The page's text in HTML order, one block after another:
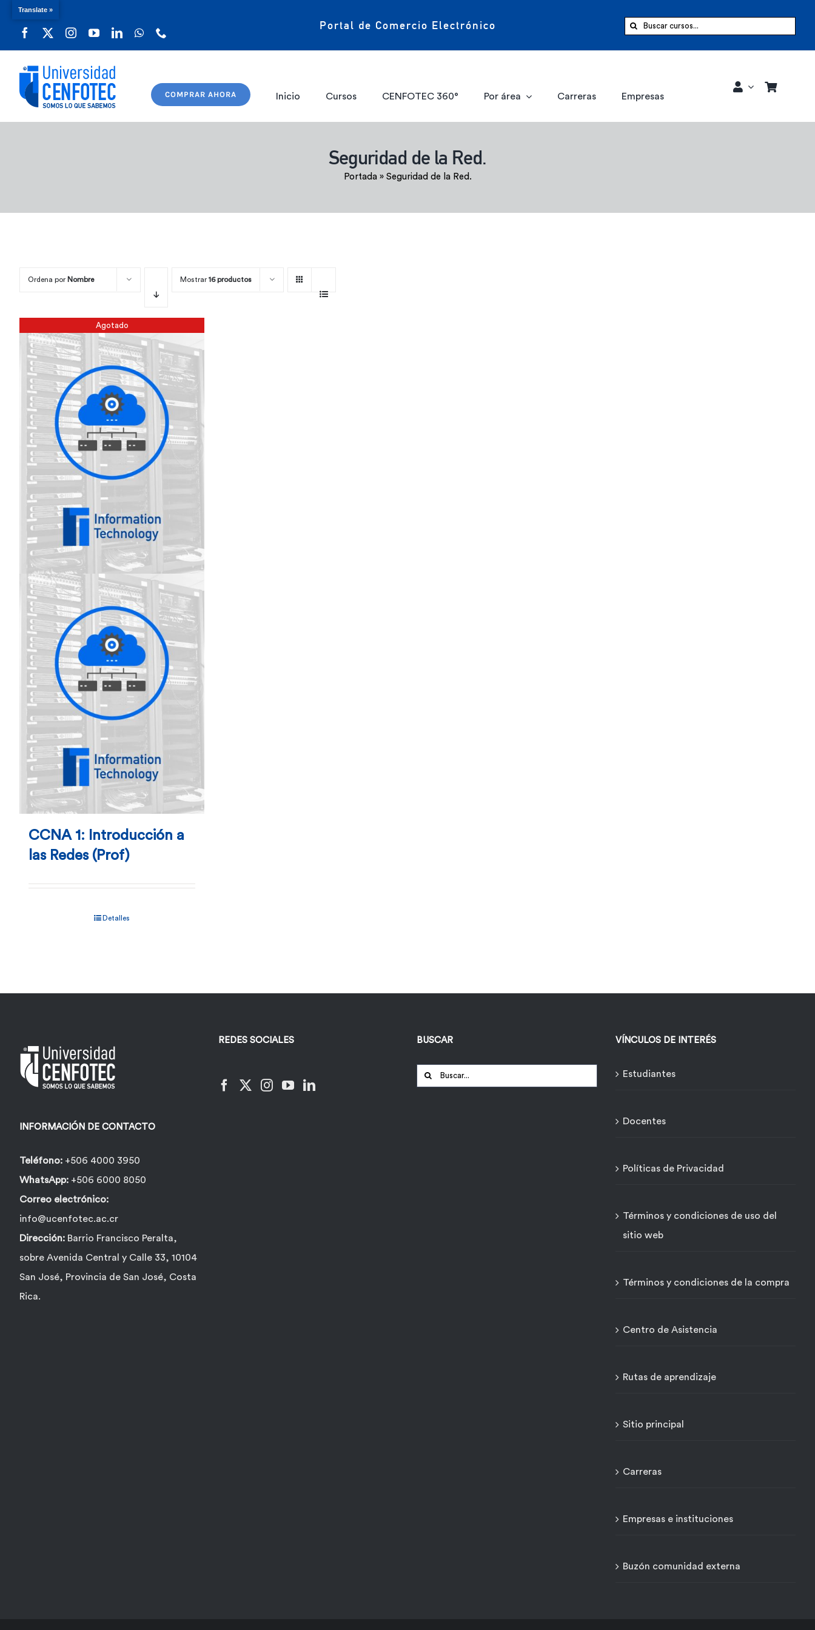
Portal de Comercio Electrónico Buscar:
COMPRAR AHORA Inicio Cursos CENFOTEC 360° Por área Carreras Empresas
Seguridad de la Red.
Portada» Seguridad de la Red.
Ordena por Nombre Mostrar 16 productos
Agotado
CCNA 1: Introducción a
las Redes (Prof)
Detalles
INFORMACIÓN DE CONTACTO
Teléfono: +506 4000 3950
WhatsApp: +506 6000 8050
Correo electrónico:
info@ucenfotec.ac.cr
Dirección: Barrio Francisco Peralta,
sobre Avenida Central y Calle 33, 10104
San José, Provincia de San José, Costa
Rica.
REDES SOCIALES BUSCAR
Buscar:
VÍNCULOS DE INTERÉS
Estudiantes
Docentes
Políticas de Privacidad
Términos y condiciones de uso del
sitio web
Términos y condiciones de la compra
Centro de Asistencia
Rutas de aprendizaje
Sitio principal
Carreras
Empresas e instituciones
Buzón comunidad externa
Translate »